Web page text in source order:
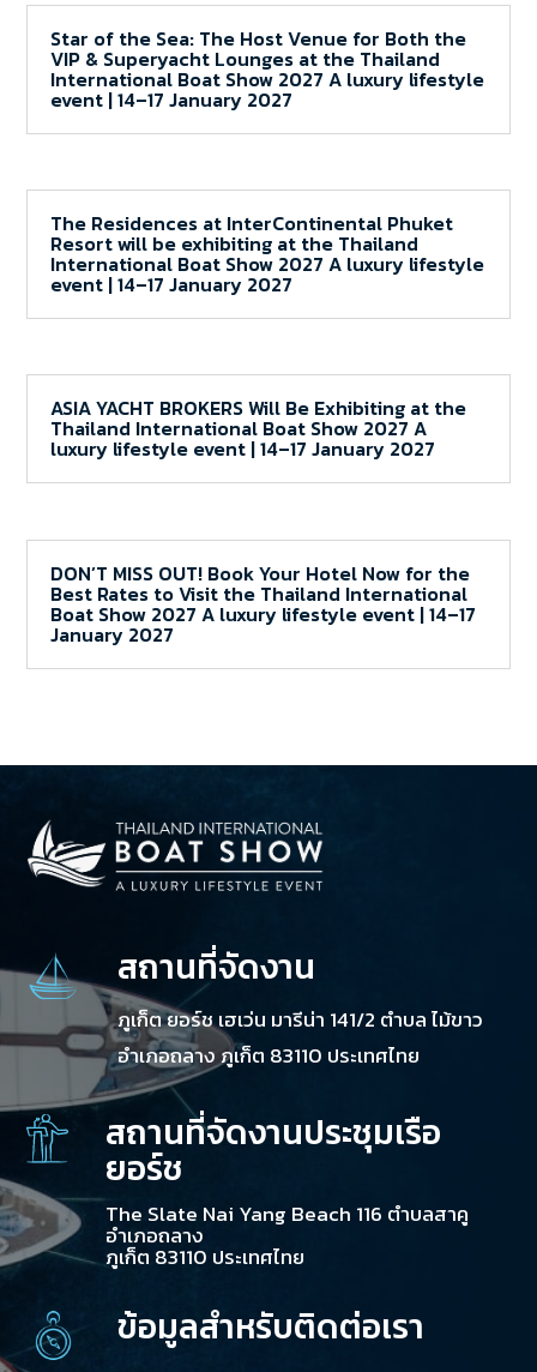
Star of the Sea: The Host Venue for Both the
VIP & Superyacht Lounges at the Thailand
International Boat Show 2027 A luxury lifestyle
event | 14–17 January 2027
The Residences at InterContinental Phuket
Resort will be exhibiting at the Thailand
International Boat Show 2027 A luxury lifestyle
event | 14–17 January 2027
ASIA YACHT BROKERS Will Be Exhibiting at the
Thailand International Boat Show 2027 A
luxury lifestyle event | 14–17 January 2027
DON’T MISS OUT! Book Your Hotel Now for the
Best Rates to Visit the Thailand International
Boat Show 2027 A luxury lifestyle event | 14–17
January 2027
สถานที่จัดงาน
ภูเก็ต ยอร์ช เฮเว่น มารีน่า 141/2 ตำบล ไม้ขาว
อำเภอถลาง ภูเก็ต 83110 ประเทศไทย
สถานที่จัดงานประชุมเรือ
ยอร์ช
The Slate Nai Yang Beach 116 ตำบลสาคู
อำเภอถลาง
ภูเก็ต 83110 ประเทศไทย
ข้อมูลสำหรับติดต่อเรา